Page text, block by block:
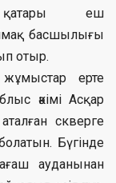
қатары еш
басшылығы
отыр.
ерте
әкімі Асқар
скверге
Бүгінде
ауданынан